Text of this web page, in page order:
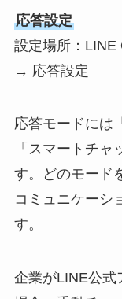
応答設定
設定場所：
→ 応答設定
応答モードには
「スマートチ
す。どのモード
コミュニケーシ
す。
企業がLINE公式